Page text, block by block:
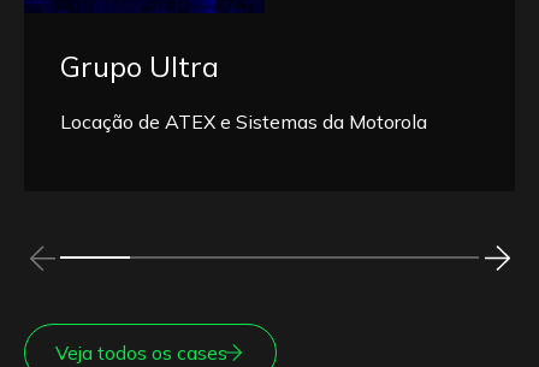
Grupo Ultra
Locação de ATEX e Sistemas da Motorola
Veja todos os cases